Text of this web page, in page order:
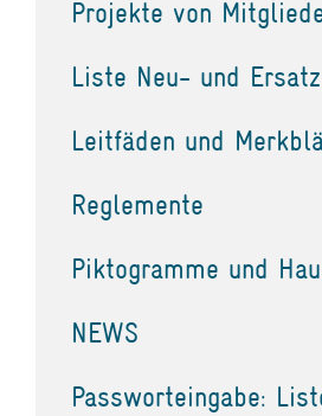
Projekte von
Liste Neu- und
Leitfäden und
Reglemente
Piktogramme und
NEWS
Passworteingabe: